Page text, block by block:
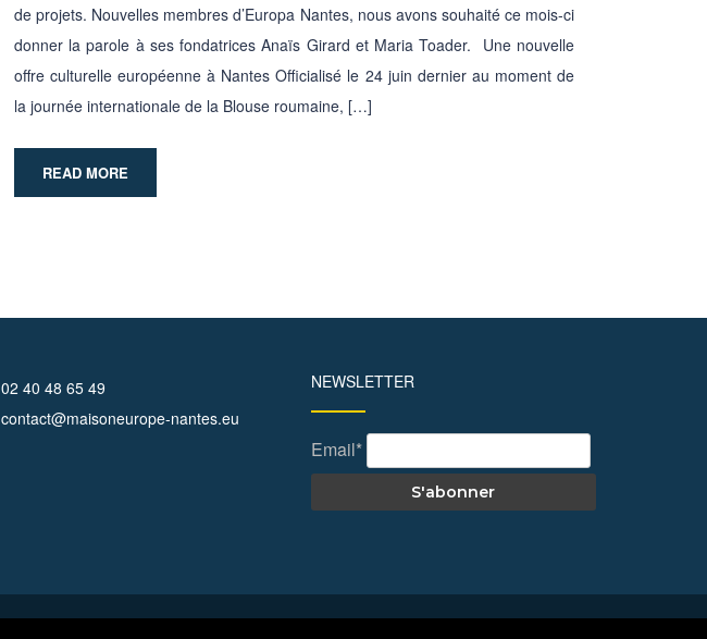
de projets. Nouvelles membres d’Europa Nantes, nous avons souhaité ce mois-ci
donner la parole à ses fondatrices Anaïs Girard et Maria Toader. Une nouvelle
offre culturelle européenne à Nantes Officialisé le 24 juin dernier au moment de
la journée internationale de la Blouse roumaine, […]
READ MORE
02 40 48 65 49
contact@maisoneurope-nantes.eu
NEWSLETTER
Email*